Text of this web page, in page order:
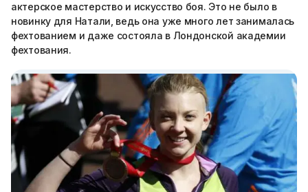
актерское мастерство и искусство боя. Это не было в
новинку для Натали, ведь она уже много лет занималась
фехтованием и даже состояла в Лондонской академии
фехтования.